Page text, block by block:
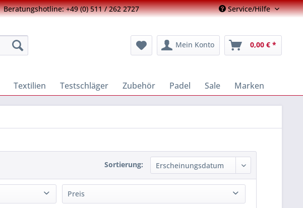
Beratungshotline: +49 (0) 511 / 262 2727 Service/Hilfe
Mein Konto 0,00 € *
Textilien Testschläger Zubehör Padel Sale Marken
Sortierung:
Preis